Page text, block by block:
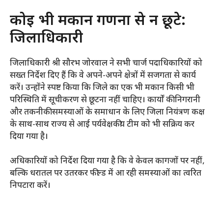
​कोई भी मकान गणना से न छूटे:
जिलाधिकारी
​जिलाधिकारी श्री सौरभ जोरवाल ने सभी चार्ज पदाधिकारियों को
सख्त निर्देश दिए हैं कि वे अपने-अपने क्षेत्रों में सजगता से कार्य
करें। उन्होंने स्पष्ट किया कि जिले का एक भी मकान किसी भी
परिस्थिति में सूचीकरण से छूटना नहीं चाहिए। कार्यों की निगरानी
और तकनीकी समस्याओं के समाधान के लिए जिला नियंत्रण कक्ष
के साथ-साथ राज्य से आई पर्यवेक्षकीय टीम को भी सक्रिय कर
दिया गया है।
​अधिकारियों को निर्देश दिया गया है कि वे केवल कागजों पर नहीं,
बल्कि धरातल पर उतरकर फील्ड में आ रही समस्याओं का त्वरित
निपटारा करें।